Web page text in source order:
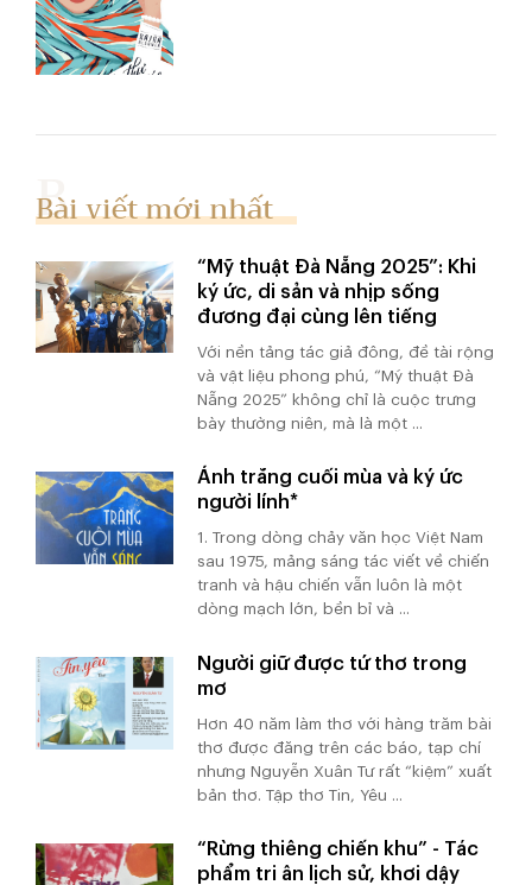
Bài viết mới nhất
“Mỹ thuật Đà Nẵng 2025”: Khi
ký ức, di sản và nhịp sống
đương đại cùng lên tiếng
Với nền tảng tác giả đông, đề tài rộng
và vật liệu phong phú, “Mỹ thuật Đà
Nẵng 2025” không chỉ là cuộc trưng
bày thường niên, mà là một ...
Ánh trăng cuối mùa và ký ức
người lính*
1. Trong dòng chảy văn học Việt Nam
sau 1975, mảng sáng tác viết về chiến
tranh và hậu chiến vẫn luôn là một
dòng mạch lớn, bền bỉ và ...
Người giữ được tứ thơ trong
mơ
Hơn 40 năm làm thơ với hàng trăm bài
thơ được đăng trên các báo, tạp chí
nhưng Nguyễn Xuân Tư rất “kiệm” xuất
bản thơ. Tập thơ Tin, Yêu ...
“Rừng thiêng chiến khu” - Tác
phẩm tri ân lịch sử, khơi dậy